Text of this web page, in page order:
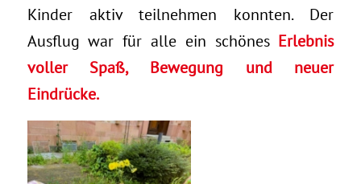
Kinder aktiv teilnehmen konnten. Der
Ausflug war für alle ein schönes Erlebnis
voller Spaß, Bewegung und neuer
Eindrücke.